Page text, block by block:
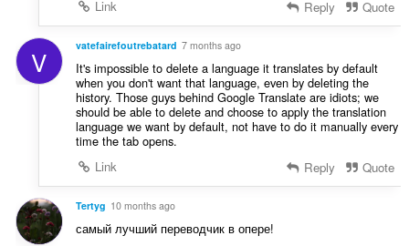
Link
Reply Quote
V vatefairefoutrebatard 7 months ago
It's impossible to delete a language it translates by default
when you don't want that language, even by deleting the
history. Those guys behind Google Translate are idiots; we
should be able to delete and choose to apply the translation
language we want by default, not have to do it manually every
time the tab opens.
Link
Reply Quote
Tertyg 10 months ago
самый лучший переводчик в опере!